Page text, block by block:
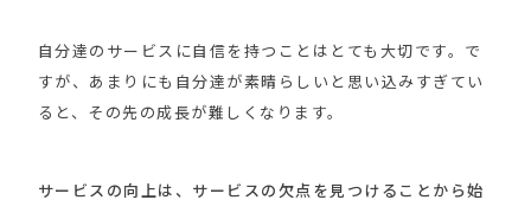
自分達のサービスに自信を持つことはとても大切です。で
すが、あまりにも自分達が素晴らしいと思い込みすぎてい
ると、その先の成長が難しくなります。
サービスの向上は、サービスの欠点を見つけることから始